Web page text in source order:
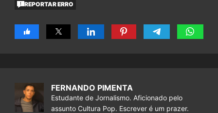
REPORTAR ERRO
FERNANDO PIMENTA
Estudante de Jornalismo. Aficionado pelo
assunto Cultura Pop. Escrever é um prazer.